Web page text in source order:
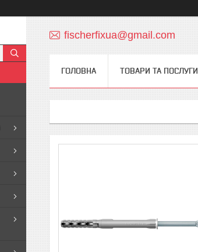
fischerfixua@gmail.com
ГОЛОВНА ТОВАРИ ТА ПОСЛУГИ